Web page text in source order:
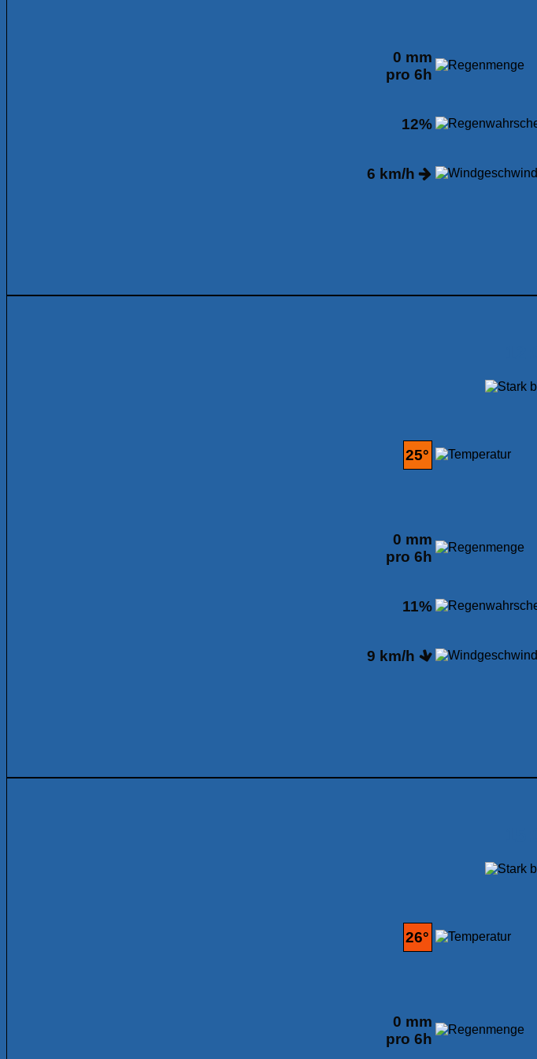
0 mm
pro 6h
12%
6 km/h
25°
0 mm
pro 6h
11%
9 km/h
26°
0 mm
pro 6h